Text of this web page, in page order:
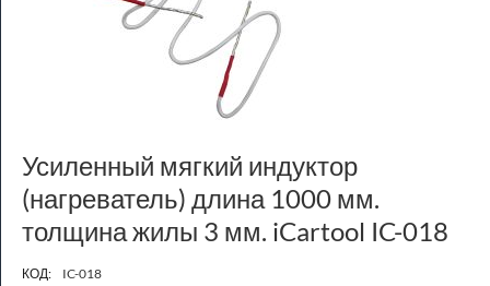
Усиленный мягкий индуктор
(нагреватель) длина 1000 мм.
толщина жилы 3 мм. iCartool IC-018
КОД: IC-018